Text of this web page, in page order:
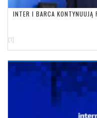
INTER I BARCA KONTYNUUJĄ
[1]